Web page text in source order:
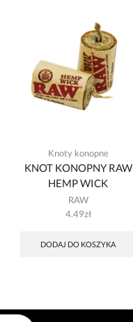
Knoty konopne
KNOT KONOPNY RAW
HEMP WICK
RAW
4.49zł
DODAJ DO KOSZYKA